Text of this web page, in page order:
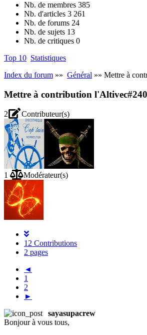
Nb. de membres 385
Nb. d'articles 3 261
Nb. de forums 24
Nb. de sujets 13
Nb. de critiques 0
Top 10 Statistiques
Index du forum »» Général »» Mettre à
Mettre à contribution l'Altivec
2 Contributeur(s)
1 Modérateur(s)
12 Contributions
2 pages
◄
1
2
►
sayasupacrew
Bonjour à vous tous,